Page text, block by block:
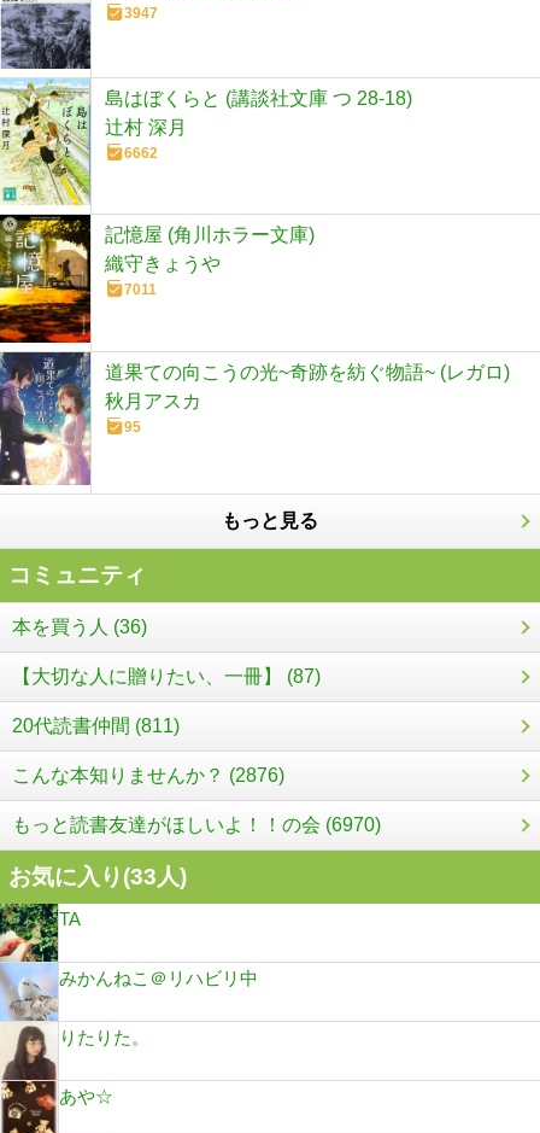
3947
島はぼくらと (講談社文庫 つ 28-18)
辻村 深月
6662
記憶屋 (角川ホラー文庫)
織守きょうや
7011
道果ての向こうの光~奇跡を紡ぐ物語~ (レガロ)
秋月アスカ
95
もっと見る
コミュニティ
本を買う人 (36)
【大切な人に贈りたい、一冊】 (87)
20代読書仲間 (811)
こんな本知りませんか？ (2876)
もっと読書友達がほしいよ！！の会 (6970)
お気に入り(33人)
TA
みかんねこ＠リハビリ中
りたりた。
あや☆